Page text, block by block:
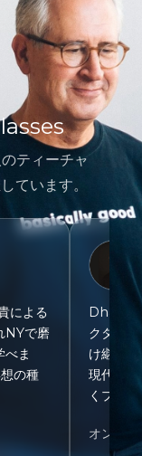
ティーチャ
ています。
による
NYで磨
べま
の種
クター
け継い
現代の
くプロ
オンラ